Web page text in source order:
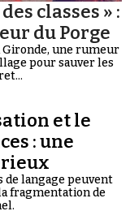
classes » :
du Porge
Gironde, une rumeur
pour sauver les
et le
: une
de langage peuvent
fragmentation de